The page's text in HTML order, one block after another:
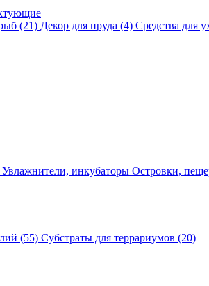
(21) Декор для пруда (4) Средства для
Увлажнители, инкубаторы Островки,
(55) Субстраты для террариумов (20)